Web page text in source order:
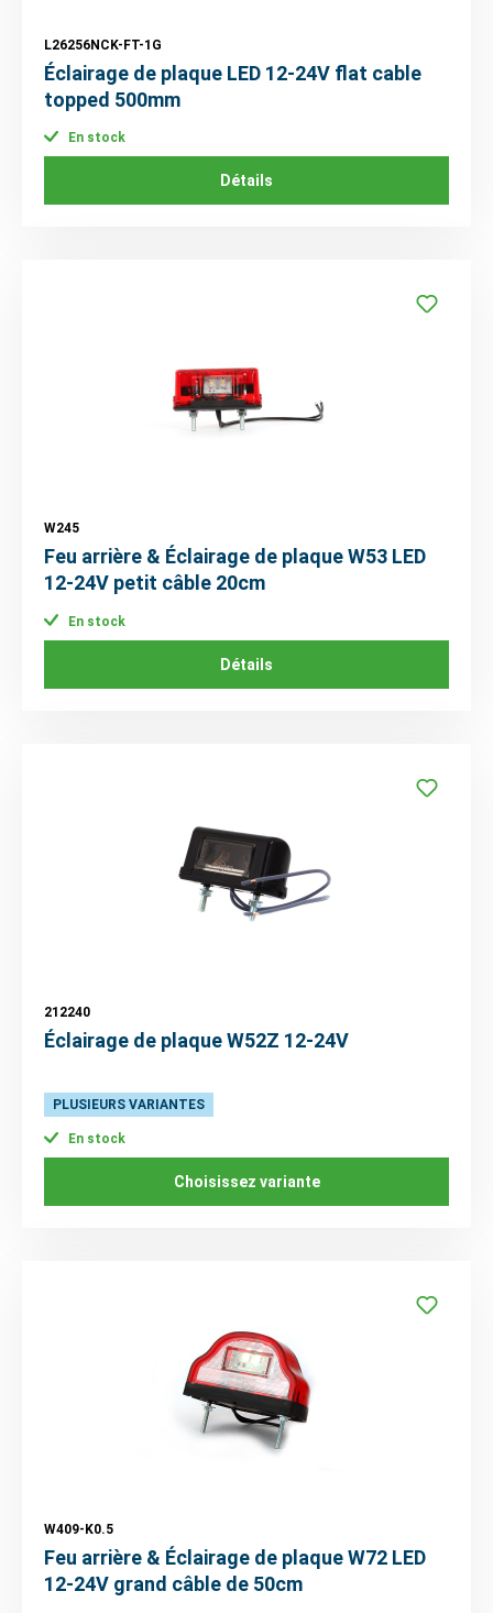
L26256NCK-FT-1G
Éclairage de plaque LED 12-24V flat cable
topped 500mm
En stock
Détails
W245
Feu arrière & Éclairage de plaque W53 LED
12-24V petit câble 20cm
En stock
Détails
212240
Éclairage de plaque W52Z 12-24V
PLUSIEURS VARIANTES
En stock
Choisissez variante
W409-K0.5
Feu arrière & Éclairage de plaque W72 LED
12-24V grand câble de 50cm